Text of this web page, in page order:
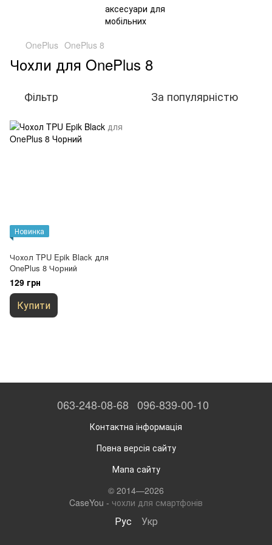
OnePlus OnePlus 8
Чохли для OnePlus 8
Фільтр За популярністю
Новинка
Чохол TPU Epik Black для
OnePlus 8 Чорний
129 грн
Купити
063-248-08-68 096-839-00-10
Контактна інформація
Повна версія сайту
Мапа сайту
© 2014—2026
CaseYou - чохли для смартфонів
Рус Укр